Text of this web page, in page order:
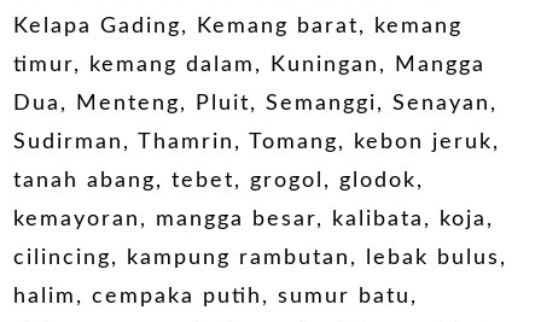
Kelapa Gading, Kemang barat, kemang
timur, kemang dalam, Kuningan, Mangga
Dua, Menteng, Pluit, Semanggi, Senayan,
Sudirman, Thamrin, Tomang, kebon jeruk,
tanah abang, tebet, grogol, glodok,
kemayoran, mangga besar, kalibata, koja,
cilincing, kampung rambutan, lebak bulus,
halim, cempaka putih, sumur batu,